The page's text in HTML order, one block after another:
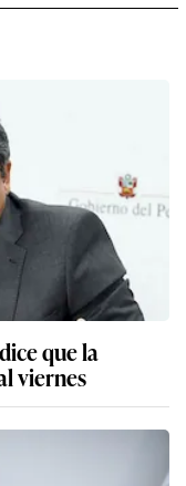
que la
viernes